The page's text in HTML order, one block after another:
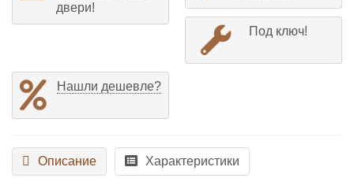
двери!
Под ключ!
Нашли дешевле?
Описание Характеристики